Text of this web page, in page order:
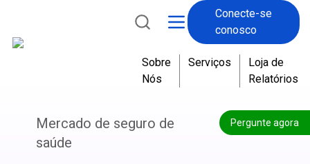
Conecte-se
conosco
Sobre
Nós
Serviços
Loja de
Relatórios
Pergunte agora
Mercado de seguro de
saúde